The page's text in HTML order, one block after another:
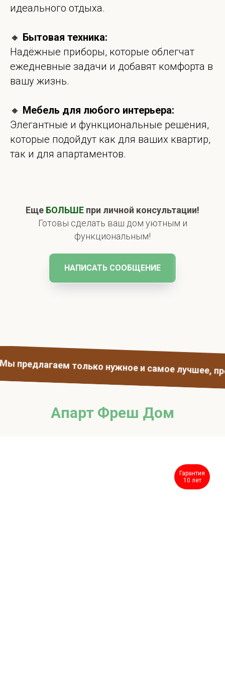
идеального отдыха.
🔸 Бытовая техника:
Надёжные приборы, которые облегчат
ежедневные задачи и добавят комфорта в
вашу жизнь.
🔸 Мебель для любого интерьера:
Элегантные и функциональные решения,
которые подойдут как для ваших квартир,
так и для апартаментов.
Еще БОЛЬШЕ при личной консультации!
Готовы сделать ваш дом уютным и
функциональным!
НАПИСАТЬ СООБЩЕНИЕ
только нужное и самое лучшее,
Апарт Фреш Дом
Гарантия
10 лет